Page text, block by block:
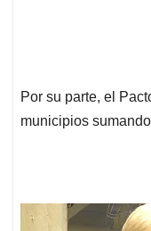
Por su parte, el
municipios